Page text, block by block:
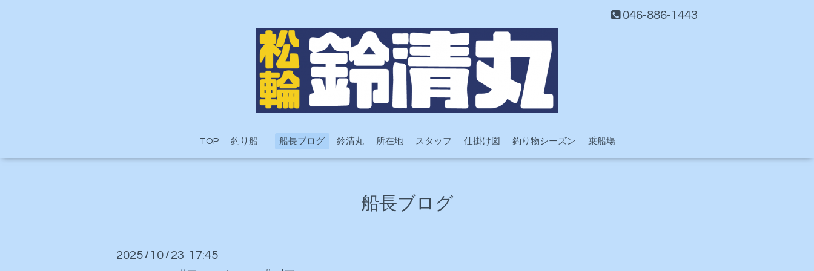
046-886-1443
TOP 釣り船 船長ブログ 鈴清丸 所在地 スタッフ 仕掛け図 釣り物シーズン 乗船場
船長ブログ
2025 / 10 / 23 17:45